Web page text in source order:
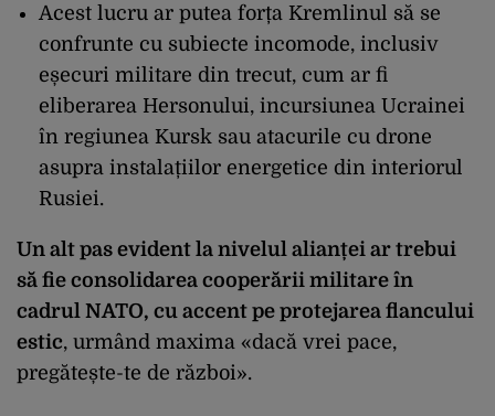
Acest lucru ar putea forța Kremlinul să se
confrunte cu subiecte incomode, inclusiv
eșecuri militare din trecut, cum ar fi
eliberarea Hersonului, incursiunea Ucrainei
în regiunea Kursk sau atacurile cu drone
asupra instalațiilor energetice din interiorul
Rusiei.
Un alt pas evident la nivelul alianței ar trebui
să fie consolidarea cooperării militare în
cadrul NATO, cu accent pe protejarea flancului
estic, urmând maxima «dacă vrei pace,
pregătește-te de război».